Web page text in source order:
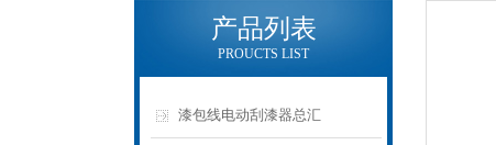
产品列表
PROUCTS LIST
漆包线电动刮漆器总汇